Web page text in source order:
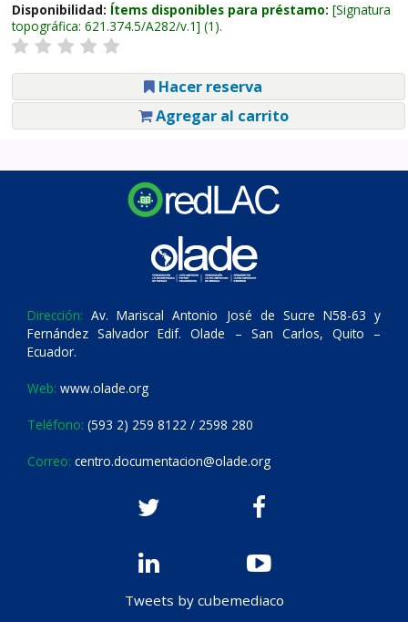
Disponibilidad: Ítems disponibles para préstamo: Signatura
topográfica: 621.374.5/A282/v.1 (1).
Hacer reserva
Agregar al carrito
Dirección: Av. Mariscal Antonio José de Sucre N58-63 y
Fernández Salvador Edif. Olade – San Carlos, Quito –
Ecuador.
Web: www.olade.org
Teléfono: (593 2) 259 8122 / 2598 280
Correo: centro.documentacion@olade.org
Tweets by cubemediaco